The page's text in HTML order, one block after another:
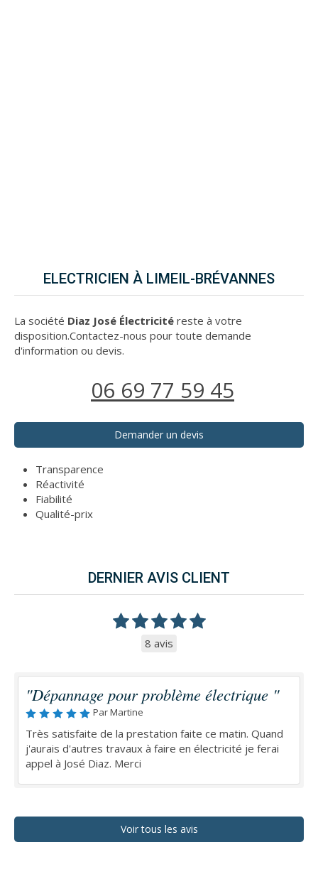
ELECTRICIEN À LIMEIL-BRÉVANNES
La société Diaz José Électricité reste à votre
disposition.Contactez-nous pour toute demande
d'information ou devis.
06 69 77 59 45
Demander un devis
Transparence
Réactivité
Fiabilité
Qualité-prix
DERNIER AVIS CLIENT
8 avis
"Dépannage pour problème électrique "
Par Martine
Très satisfaite de la prestation faite ce matin. Quand
j'aurais d'autres travaux à faire en électricité je ferai
appel à José Diaz. Merci
Voir tous les avis